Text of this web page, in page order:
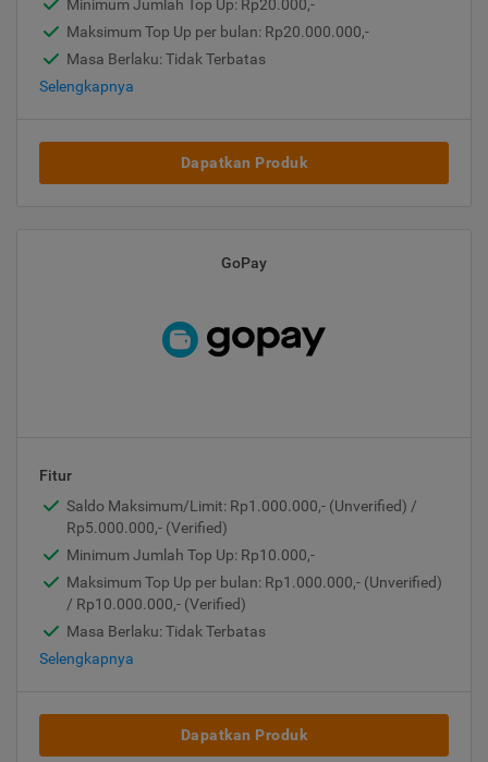
Minimum Jumlah Top Up: Rp20.000,-
Maksimum Top Up per bulan: Rp20.000.000,-
Masa Berlaku: Tidak Terbatas
Selengkapnya
Dapatkan Produk
GoPay
Fitur
Saldo Maksimum/Limit: Rp1.000.000,- (Unverified) /
Rp5.000.000,- (Verified)
Minimum Jumlah Top Up: Rp10.000,-
Maksimum Top Up per bulan: Rp1.000.000,- (Unverified)
/ Rp10.000.000,- (Verified)
Masa Berlaku: Tidak Terbatas
Selengkapnya
Dapatkan Produk